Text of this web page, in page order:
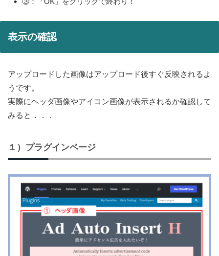
表示の確認
アップロードした画像はアップロード後すぐ反映されるよ
うです。
実際にヘッダ画像やアイコン画像が表示されるか確認して
みると．．．
１）プラグインページ